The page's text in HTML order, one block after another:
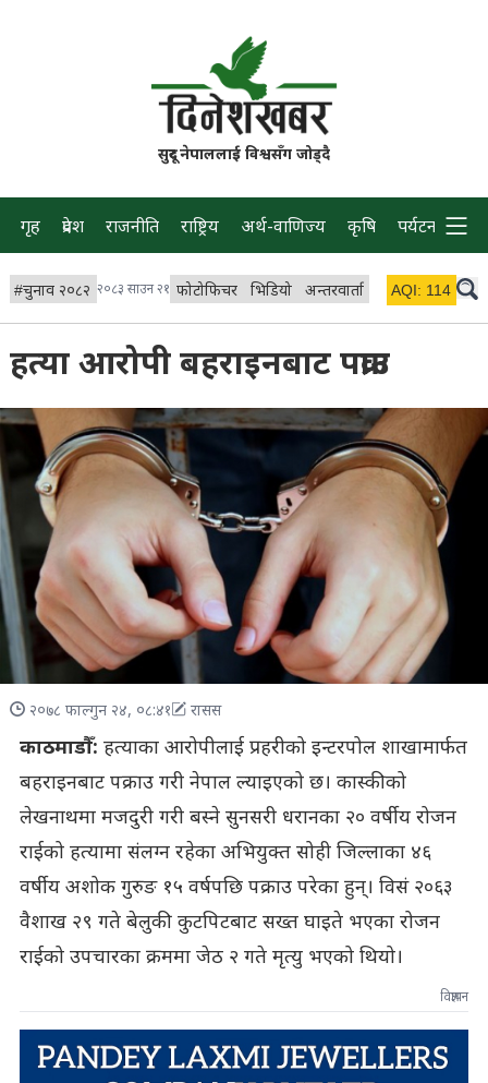
सुदूर नेपाललाई विश्वसँग जोड्दै
गृह प्रदेश राजनीति राष्ट्रिय अर्थ-वाणिज्य कृषि पर्यटन प्रवास
#चुनाव २०८२ २०८३ साउन २१ फोटोफिचर भिडियो अन्तरवार्ता विचार/ब्लग
AQI: 114
हत्या आरोपी बहराइनबाट पक्राउ
२०७८ फाल्गुन २४, ०८:४१ रासस
काठमाडौँ: हत्याका आरोपीलाई प्रहरीको इन्टरपोल शाखामार्फत
बहराइनबाट पक्राउ गरी नेपाल ल्याइएको छ। कास्कीको
लेखनाथमा मजदुरी गरी बस्ने सुनसरी धरानका २० वर्षीय रोजन
राईको हत्यामा संलग्न रहेका अभियुक्त सोही जिल्लाका ४६
वर्षीय अशोक गुरुङ १५ वर्षपछि पक्राउ परेका हुन्। विसं २०६३
वैशाख २९ गते बेलुकी कुटपिटबाट सख्त घाइते भएका रोजन
राईको उपचारका क्रममा जेठ २ गते मृत्यु भएको थियो।
विज्ञापन